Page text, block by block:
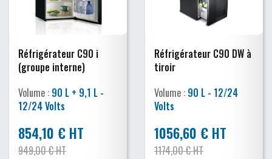
Réfrigérateur C90 i
(groupe interne)
Volume : 90 L + 9,1 L -
12/24 Volts
854,10 € HT
949,00 € HT
Réfrigérateur C90 DW à
tiroir
Volume : 90 L - 12/24
Volts
1056,60 € HT
1174,00 € HT